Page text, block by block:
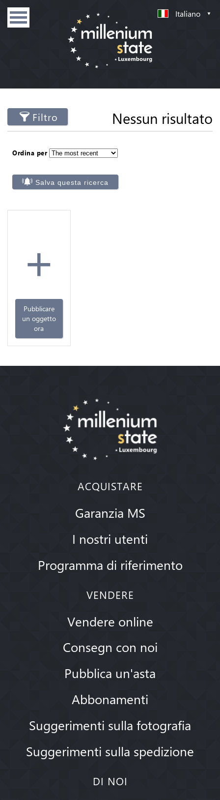
Italiano
Filtro Nessun risultato
Ordina per
Salva questa ricerca
+
Pubblicare
un oggetto
ora
ACQUISTARE
Garanzia MS
I nostri utenti
Programma di riferimento
VENDERE
Vendere online
Consegn con noi
Pubblica un'asta
Abbonamenti
Suggerimenti sulla fotografia
Suggerimenti sulla spedizione
DI NOI